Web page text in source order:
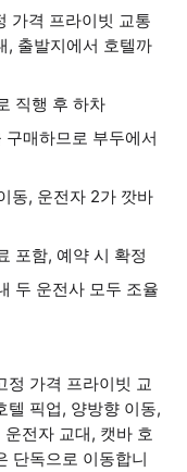
가격 프라이빗 교통
출발지에서 호텔까
직행 후 하차
매하므로 부두에서
동, 운전자 2가 깟바
포함, 예약 시 확정
두 운전사 모두 조율
정 가격 프라이빗 교
텔 픽업, 양방향 이동,
전자 교대, 캣바 호
단독으로 이동합니